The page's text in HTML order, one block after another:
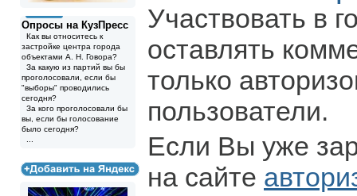
Опросы на КузПресс
Как вы относитесь к
застройке центра города
объектами А. Н. Говора?
За какую из партий вы бы
проголосовали, если бы
"выборы" проводились
сегодня?
За кого проголосовали бы
вы, если бы голосование
было сегодня?
Участвовать в
оставлять
только
пользователи.
Если Вы уже
на сайте